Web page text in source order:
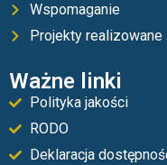
Wspomaganie
Projekty realizowane
Ważne linki
Polityka jakości
RODO
Deklaracja